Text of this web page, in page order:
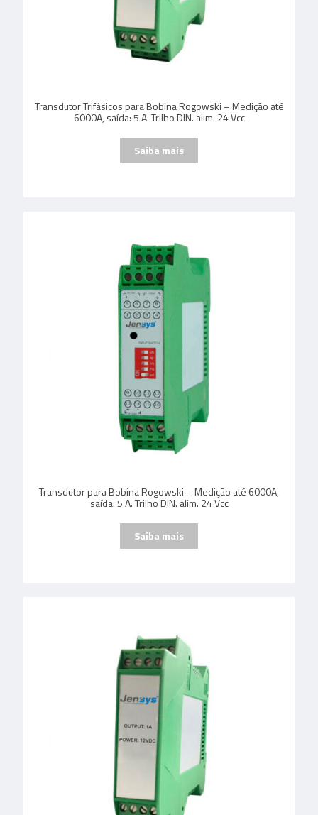
Transdutor Trifásicos para Bobina Rogowski – Medição até
6000A, saída: 5 A. Trilho DIN. alim. 24 Vcc
Transdutor para Bobina Rogowski – Medição até 6000A,
saída: 5 A. Trilho DIN. alim. 24 Vcc